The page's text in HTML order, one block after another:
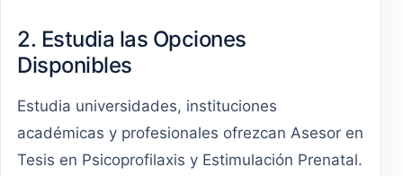
2. Estudia las Opciones
Disponibles
Estudia universidades, instituciones
académicas y profesionales ofrezcan Asesor en
Tesis en Psicoprofilaxis y Estimulación Prenatal.